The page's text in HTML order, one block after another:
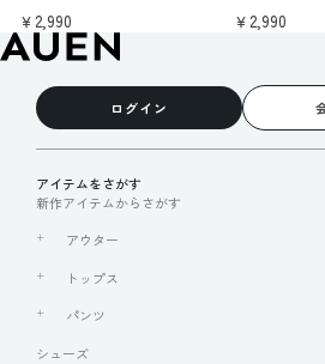
￥2,990
￥2,990
ログイン
アイテムをさがす
新作アイテムからさがす
アウター
トップス
パンツ
シューズ